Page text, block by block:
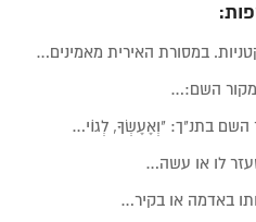
במסורת האירית מאמינים…
מקור השם:…
השם בתנ"ך: "וְאֶעֶשְׂךָ, לְגוֹי…
לו או עשה…
באדמה או בקיר…